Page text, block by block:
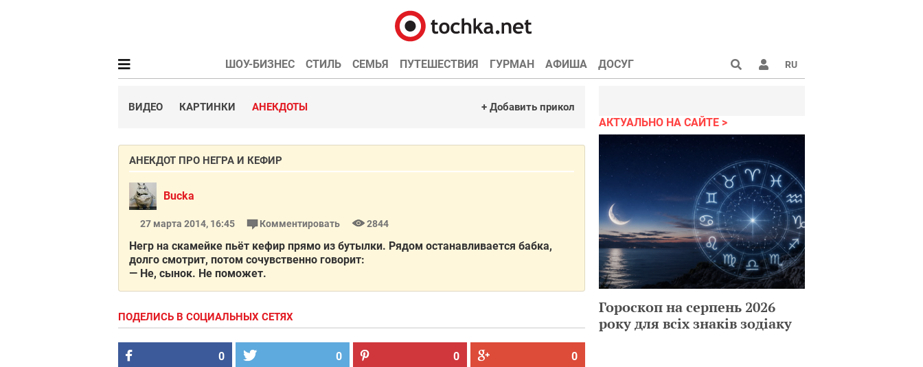
ШОУ-БИЗНЕС СТИЛЬ СЕМЬЯ ПУТЕШЕСТВИЯ ГУРМАН АФИША ДОСУГ RU
ВИДЕО КАРТИНКИ АНЕКДОТЫ + Добавить прикол
АНЕКДОТ ПРО НЕГРА И КЕФИР
Bucka
27 марта 2014, 16:45 Комментировать 2844
Негр на скамейке пьёт кефир прямо из бутылки. Рядом останавливается бабка,
долго смотрит, потом сочувственно говорит:
— Не, сынок. Не поможет.
ПОДЕЛИСЬ В СОЦИАЛЬНЫХ СЕТЯХ
0 0 0 0
АКТУАЛЬНО НА САЙТЕ
Гороскоп на серпень 2026
року для всіх знаків зодіаку